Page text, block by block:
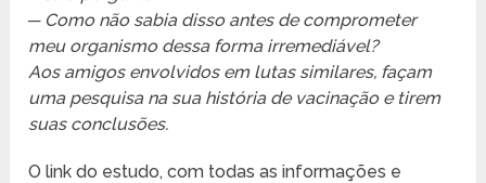
─ Como não sabia disso antes de comprometer
meu organismo dessa forma irremediável?
Aos amigos envolvidos em lutas similares, façam
uma pesquisa na sua história de vacinação e tirem
suas conclusões.
O link do estudo, com todas as informações e